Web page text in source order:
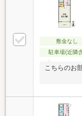
敷金なし
駐車場(近隣
こちらのお